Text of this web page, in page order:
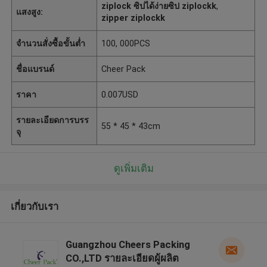
แสงสูง:
ziplock ซิปได้ง่ายซิป ziplockk,
zipper ziplockk
จำนวนสั่งซื้อขั้นต่ำ 100, 000PCS
ชื่อแบรนด์ Cheer Pack
ราคา 0.007USD
รายละเอียดการบรร
จุ
55 * 45 * 43cm
ดูเพิ่มเติม
เกี่ยวกับเรา
Guangzhou Cheers Packing
CO.,LTD รายละเอียดผู้ผลิต